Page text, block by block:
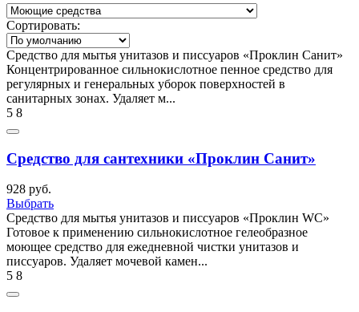
Сортировать:
Средство для мытья унитазов и писсуаров «Проклин Санит»
Концентрированное сильнокислотное пенное средство для
регулярных и генеральных уборок поверхностей в
санитарных зонах. Удаляет м...
5 8
Средство для сантехники «Проклин Санит»
928 руб.
Выбрать
Средство для мытья унитазов и писсуаров «Проклин WC»
Готовое к применению сильнокислотное гелеобразное
моющее средство для ежедневной чистки унитазов и
писсуаров. Удаляет мочевой камен...
5 8